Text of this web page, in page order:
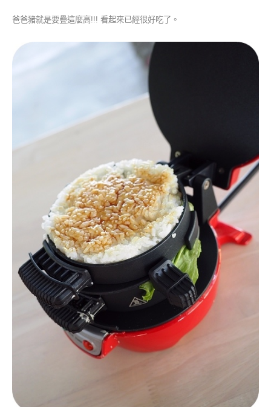
爸爸豬就是要疊這麼高!!! 看起來已經很好吃了。